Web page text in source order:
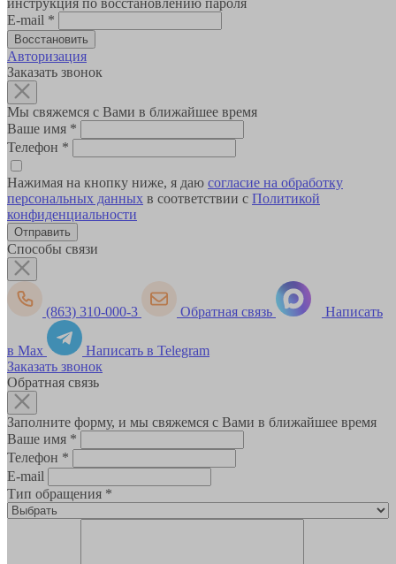
инструкция по восстановлению пароля
E-mail *
Авторизация
Заказать звонок
Мы свяжемся с Вами в ближайшее время
Ваше имя *
Телефон *
Нажимая на кнопку ниже, я даю согласие на обработку
персональных данных в соответствии с Политикой
конфиденциальности
Способы связи
(863) 310-000-3 Обратная связь Написать
в Max
Написать в Telegram
Заказать звонок
Обратная связь
Заполните форму, и мы свяжемся с Вами в ближайшее время
Ваше имя *
Телефон *
E-mail
Тип обращения *